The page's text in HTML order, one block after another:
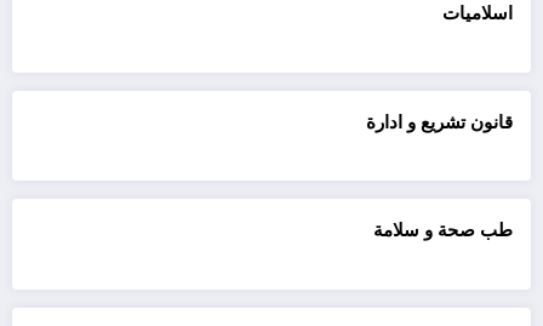
اسلاميات
قانون تشريع و ادارة
طب صحة و سلامة